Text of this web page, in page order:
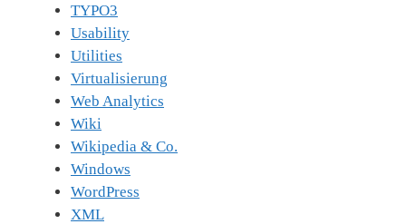
TYPO3
Usability
Utilities
Virtualisierung
Web Analytics
Wiki
Wikipedia & Co.
Windows
WordPress
XML